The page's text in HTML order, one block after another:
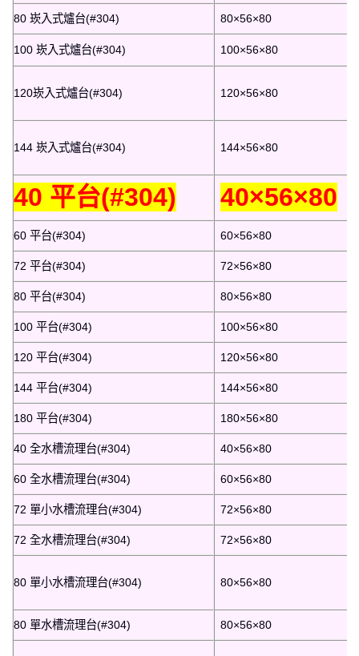
80 崁入式爐台(#304) 80×56×80
100 崁入式爐台(#304) 100×56×80
120崁入式爐台(#304) 120×56×80
144 崁入式爐台(#304) 144×56×80
40 平台(#304) 40×56×80
60 平台(#304) 60×56×80
72 平台(#304) 72×56×80
80 平台(#304) 80×56×80
100 平台(#304) 100×56×80
120 平台(#304) 120×56×80
144 平台(#304) 144×56×80
180 平台(#304) 180×56×80
40 全水槽流理台(#304) 40×56×80
60 全水槽流理台(#304) 60×56×80
72 單小水槽流理台(#304) 72×56×80
72 全水槽流理台(#304) 72×56×80
80 單小水槽流理台(#304) 80×56×80
80 單水槽流理台(#304) 80×56×80